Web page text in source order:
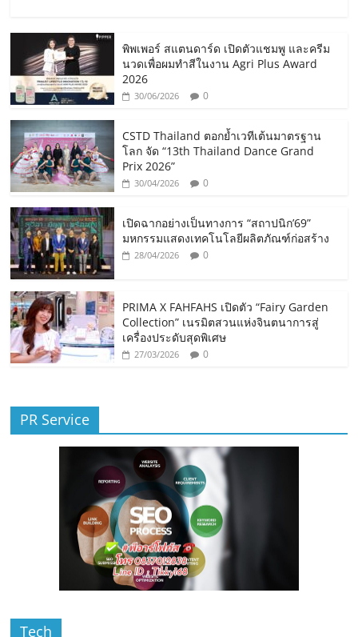
พิพเพอร์ สแตนดาร์ด เปิดตัวแชมพู และครีม
นวดเพื่อผมทำสีในงาน Agri Plus Award
2026
30/06/2026 0
CSTD Thailand ตอกย้ำเวทีเต้นมาตรฐาน
โลก จัด “13th Thailand Dance Grand
Prix 2026”
30/04/2026 0
เปิดฉากอย่างเป็นทางการ “สถาปนิก’69”
มหกรรมแสดงเทคโนโลยีผลิตภัณฑ์ก่อสร้าง
28/04/2026 0
PRIMA X FAHFAHS เปิดตัว “Fairy Garden
Collection” เนรมิตสวนแห่งจินตนาการสู่
เครื่องประดับสุดพิเศษ
27/03/2026 0
PR Service
Tech